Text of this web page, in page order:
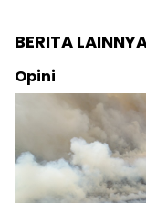
BERITA
Opini